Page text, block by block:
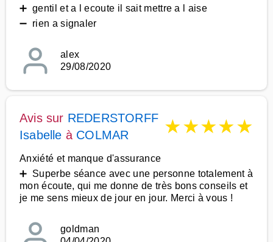
➕ gentil et a l ecoute il sait mettre a l aise
➖ rien a signaler
alex
29/08/2020
Avis sur REDERSTORFF
Isabelle à COLMAR ★★★★★
Anxiété et manque d'assurance
➕ Superbe séance avec une personne totalement à
mon écoute, qui me donne de très bons conseils et
je me sens mieux de jour en jour. Merci à vous !
goldman